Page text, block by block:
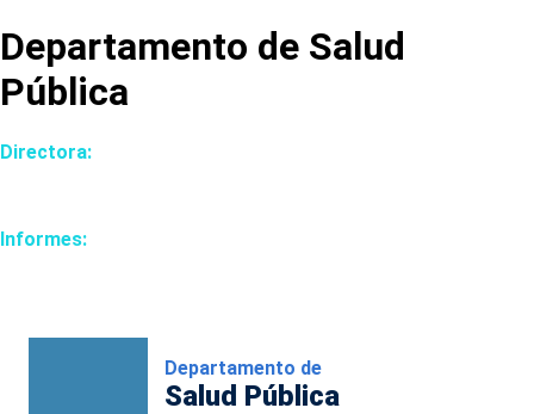
Departamento de Salud
Pública
Directora:
Informes:
Departamento de
Salud Pública